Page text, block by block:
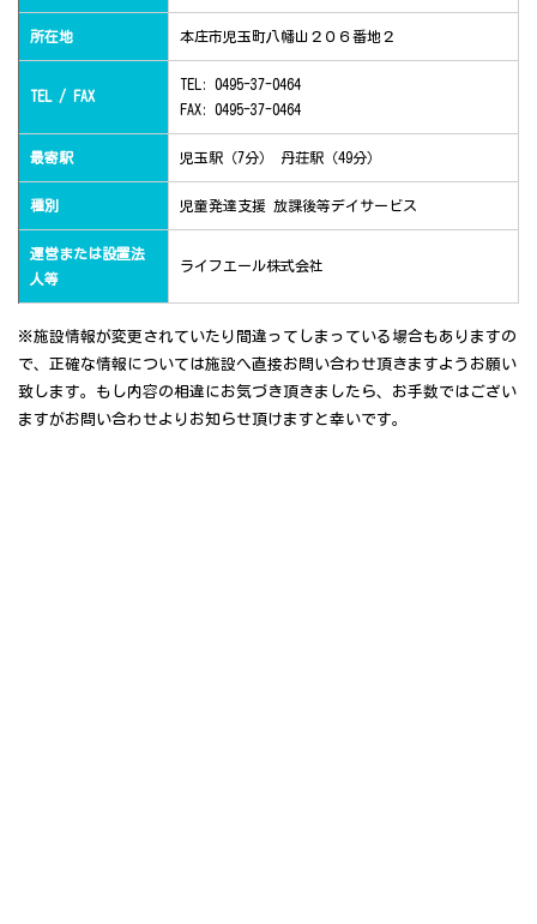
所在地 本庄市児玉町八幡山２０６番地２
TEL / FAX
TEL: 0495-37-0464
FAX: 0495-37-0464
最寄駅 児玉駅（7分） 丹荘駅（49分）
種別 児童発達支援 放課後等デイサービス
運営または設置法
人等
ライフエール株式会社
※施設情報が変更されていたり間違ってしまっている場合もありますの
で、正確な情報については施設へ直接お問い合わせ頂きますようお願い
致します。もし内容の相違にお気づき頂きましたら、お手数ではござい
ますがお問い合わせよりお知らせ頂けますと幸いです。